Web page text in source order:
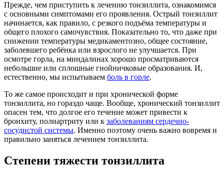
Прежде, чем приступить к лечению тонзиллита, ознакомимся
с основными симптомами его проявления. Острый тонзиллит
начинается, как правило, с резкого подъёма температуры и
общего плохого самочувствия. Показательно то, что даже при
снижении температуры медикаментозно, общее состояние,
заболевшего ребёнка или взрослого не улучшается. При
осмотре горла, на миндалинах хорошо просматриваются
небольшие или сплошные гнойничковые образования. И,
естественно, мы испытываем боль в горле.
То же самое происходит и при хронической форме
тонзиллита, но гораздо чаще. Вообще, хронический тонзиллит
опасен тем, что долгое его течение может привести к
бронхиту, полиартриту или к заболеваниям сердечно-
сосудистой системы. Именно поэтому очень важно вовремя и
правильно заняться лечением тонзиллита.
Степени тяжести тонзиллита